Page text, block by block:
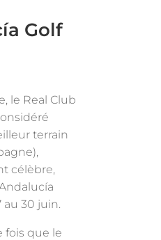
Golf
le Real Club
terrain
célèbre,
au 30 juin.
fois que le